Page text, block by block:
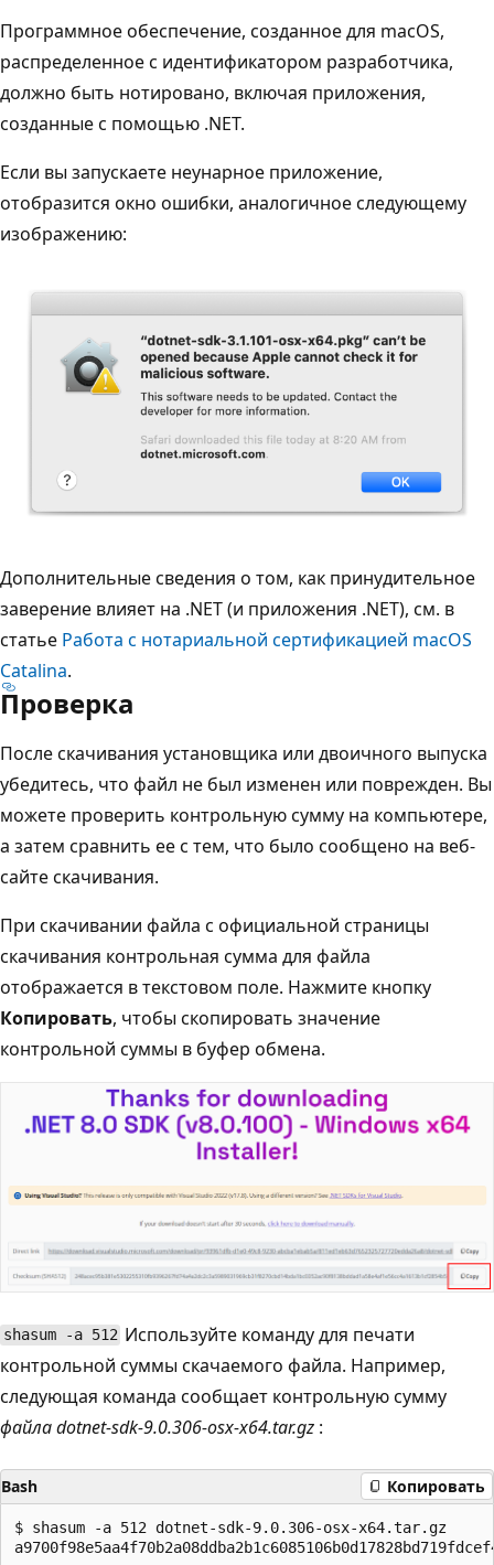
Программное обеспечение, созданное для macOS,
распределенное с идентификатором разработчика,
должно быть нотировано, включая приложения,
созданные с помощью .NET.
Если вы запускаете неунарное приложение,
отобразится окно ошибки, аналогичное следующему
изображению:
Дополнительные сведения о том, как принудительное
заверение влияет на .NET (и приложения .NET), см. в
статье Работа с нотариальной сертификацией macOS
Catalina.
Проверка
После скачивания установщика или двоичного выпуска
убедитесь, что файл не был изменен или поврежден. Вы
можете проверить контрольную сумму на компьютере,
а затем сравнить ее с тем, что было сообщено на веб-
сайте скачивания.
При скачивании файла с официальной страницы
скачивания контрольная сумма для файла
отображается в текстовом поле. Нажмите кнопку
Копировать, чтобы скопировать значение
контрольной суммы в буфер обмена.
shasum -a 512 Используйте команду для печати
контрольной суммы скачаемого файла. Например,
следующая команда сообщает контрольную сумму
файла dotnet-sdk-9.0.306-osx-x64.tar.gz :
Bash Копировать
$ shasum -a 512 dotnet-sdk-9.0.306-osx-x64.tar.gz